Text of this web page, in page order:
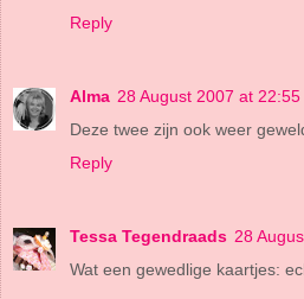
Reply
Alma 28 August 2007 at 22:55
Deze twee zijn ook weer
Reply
Tessa Tegendraads 28
Wat een gewedlige kaartjes: